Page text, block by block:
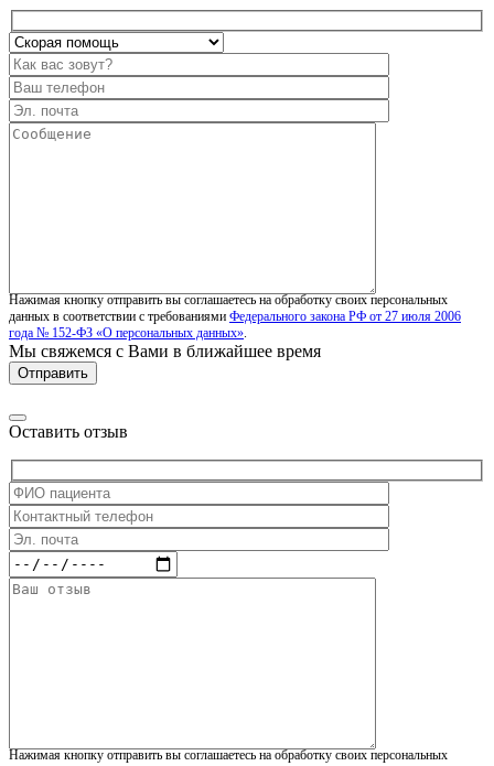
Нажимая кнопку отправить вы соглашаетесь на обработку своих персональных
данных в соответствии с требованиями Федерального закона РФ от 27 июля 2006
года № 152-ФЗ «О персональных данных».
Мы свяжемся с Вами в ближайшее время
Оставить отзыв
Нажимая кнопку отправить вы соглашаетесь на обработку своих персональных